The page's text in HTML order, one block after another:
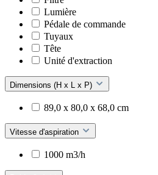
Lumière
Pédale de commande
Tuyaux
Tête
Unité d'extraction
Dimensions (H x L x P)
89,0 x 80,0 x 68,0 cm
Vitesse d'aspiration
1000 m3/h